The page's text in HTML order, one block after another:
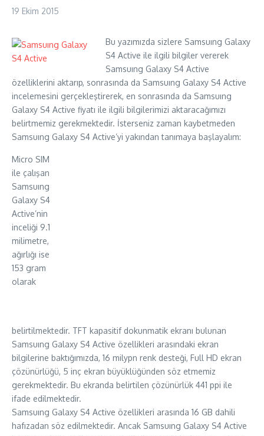
19 Ekim 2015
Bu yazımızda sizlere Samsuıng Galaxy
S4 Active ile ilgili bilgiler vererek
Samsuıng Galaxy S4 Active
özelliklerini aktarıp, sonrasında da Samsuıng Galaxy S4 Active
incelemesini gerçekleştirerek, en sonrasında da Samsuıng
Galaxy S4 Active fiyatı ile ilgili bilgilerimizi aktaracağımızı
belirtmemiz gerekmektedir. İsterseniz zaman kaybetmeden
Samsuıng Galaxy S4 Active’yi yakından tanımaya başlayalım:
Micro SIM
ile çalışan
Samsuıng
Galaxy S4
Active’nin
inceliği 9.1
milimetre,
ağırlığı ise
153 gram
olarak
belirtilmektedir. TFT kapasitif dokunmatik ekranı bulunan
Samsuıng Galaxy S4 Active özellikleri arasındaki ekran
bilgilerine baktığımızda, 16 milypn renk desteği, Full HD ekran
çözünürlüğü, 5 inç ekran büyüklüğünden söz etmemiz
gerekmektedir. Bu ekranda belirtilen çözünürlük 441 ppi ile
ifade edilmektedir.
Samsuıng Galaxy S4 Active özellikleri arasında 16 GB dahili
hafızadan söz edilmektedir. Ancak Samsuıng Galaxy S4 Active